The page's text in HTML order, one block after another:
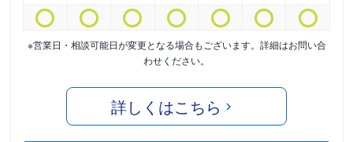
※営業日・相談可能日が変更となる場合もございます。詳細はお問い合
わせください。
詳しくはこちら